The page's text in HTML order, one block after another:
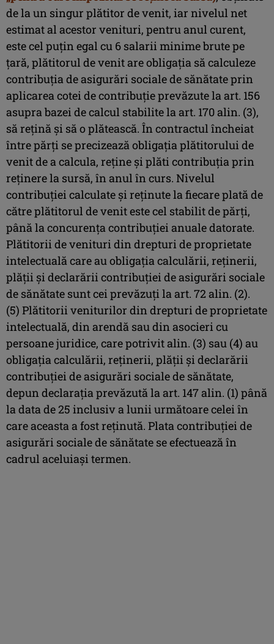
de la un singur plătitor de venit, iar nivelul net
estimat al acestor venituri, pentru anul curent,
este cel puțin egal cu 6 salarii minime brute pe
țară, plătitorul de venit are obligația să calculeze
contribuția de asigurări sociale de sănătate prin
aplicarea cotei de contribuție prevăzute la art. 156
asupra bazei de calcul stabilite la art. 170 alin. (3),
să rețină și să o plătească. În contractul încheiat
între părți se precizează obligația plătitorului de
venit de a calcula, reține și plăti contribuția prin
reținere la sursă, în anul în curs. Nivelul
contribuției calculate și reținute la fiecare plată de
către plătitorul de venit este cel stabilit de părți,
până la concurența contribuției anuale datorate.
Plătitorii de venituri din drepturi de proprietate
intelectuală care au obligația calculării, reținerii,
plății și declarării contribuției de asigurări sociale
de sănătate sunt cei prevăzuți la art. 72 alin. (2).
(5) Plătitorii veniturilor din drepturi de proprietate
intelectuală, din arendă sau din asocieri cu
persoane juridice, care potrivit alin. (3) sau (4) au
obligația calculării, reținerii, plății și declarării
contribuției de asigurări sociale de sănătate,
depun declarația prevăzută la art. 147 alin. (1) până
la data de 25 inclusiv a lunii următoare celei în
care aceasta a fost reținută. Plata contribuției de
asigurări sociale de sănătate se efectuează în
cadrul aceluiași termen.